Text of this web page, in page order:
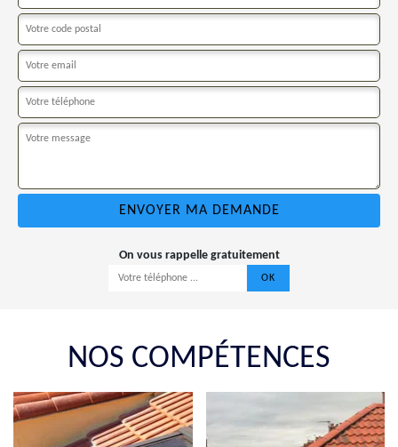
On vous rappelle gratuitement
NOS COMPÉTENCES